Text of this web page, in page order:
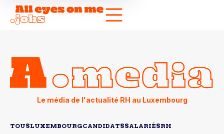
Le média de l'actualité RH au Luxembourg
TOUSLUXEMBOURGCANDIDATSSALARIÉSRH